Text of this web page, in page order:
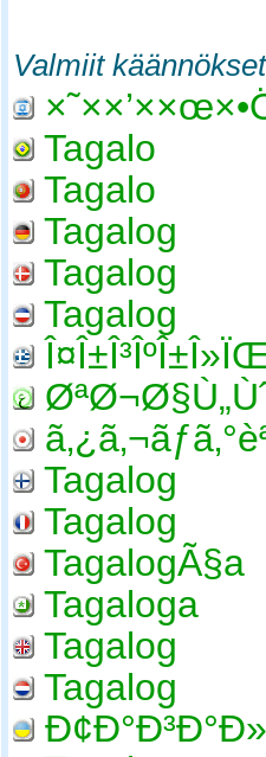
Valmiit käännökset
Tagalo
Tagalo
Tagalog
Tagalog
Tagalog
Tagalog
Tagalog
TagalogÃ§a
Tagaloga
Tagalog
Tagalog